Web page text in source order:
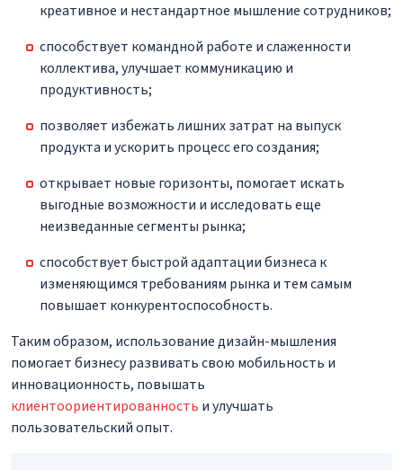
креативное и нестандартное мышление сотрудников;
способствует командной работе и слаженности
коллектива, улучшает коммуникацию и
продуктивность;
позволяет избежать лишних затрат на выпуск
продукта и ускорить процесс его создания;
открывает новые горизонты, помогает искать
выгодные возможности и исследовать еще
неизведанные сегменты рынка;
способствует быстрой адаптации бизнеса к
изменяющимся требованиям рынка и тем самым
повышает конкурентоспособность.
Таким образом, использование дизайн-мышления
помогает бизнесу развивать свою мобильность и
инновационность, повышать
клиентоориентированность и улучшать
пользовательский опыт.